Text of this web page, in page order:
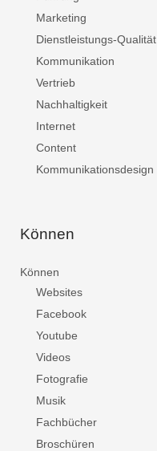
Marketing
Dienstleistungs-Qualität
Kommunikation
Vertrieb
Nachhaltigkeit
Internet
Content
Kommunikationsdesign
Können
Können
Websites
Facebook
Youtube
Videos
Fotografie
Musik
Fachbücher
Broschüren